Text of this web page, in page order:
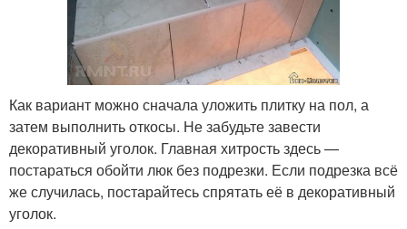
Как вариант можно сначала уложить плитку на пол, а
затем выполнить откосы. Не забудьте завести
декоративный уголок. Главная хитрость здесь —
постараться обойти люк без подрезки. Если подрезка всё
же случилась, постарайтесь спрятать её в декоративный
уголок.